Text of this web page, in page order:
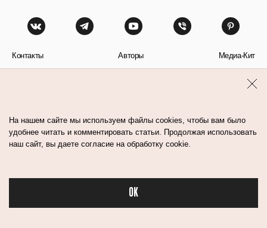
Контакты Авторы Медиа-Кит
На нашем сайте мы используем файлы cookies, чтобы вам было
удобнее читать и комментировать статьи. Продолжая использовать
наш сайт, вы даете согласие на обработку cookie.
OK